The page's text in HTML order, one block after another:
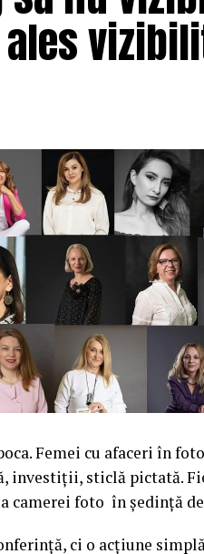
Femei cu afaceri în
investiții, sticlă pictată.
camerei foto în ședință
ci o acțiune